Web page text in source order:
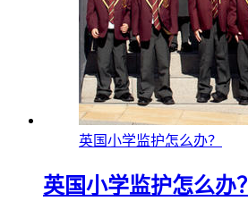
英国小学监护怎么办？
英国小学监护怎么办？